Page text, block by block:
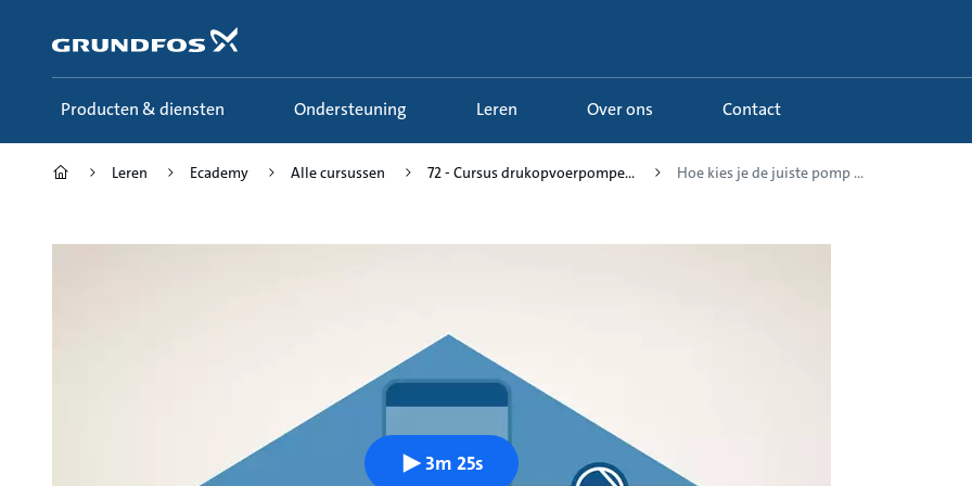
hoofdinhoud
Producten & diensten Ondersteuning Leren Over ons Contact
Leren Ecademy Alle cursussen 72 - Cursus drukopvoerpompe... Hoe kies je de juiste pomp ...
3m 25s